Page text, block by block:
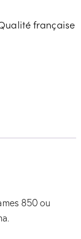
française
850 ou